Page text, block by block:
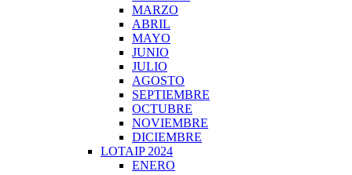
MARZO
ABRIL
MAYO
JUNIO
JULIO
AGOSTO
SEPTIEMBRE
OCTUBRE
NOVIEMBRE
DICIEMBRE
LOTAIP 2024
ENERO